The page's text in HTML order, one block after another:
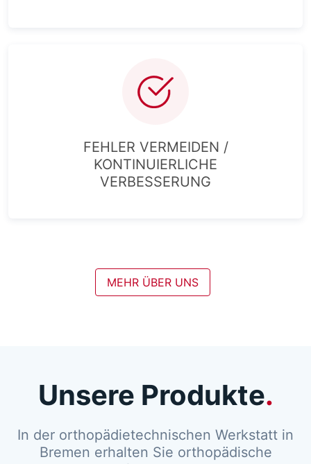
FEHLER VERMEIDEN /
KONTINUIERLICHE
VERBESSERUNG
MEHR ÜBER UNS
Unsere Produkte
In der orthopädietechnischen Werkstatt in
Bremen erhalten Sie orthopädische